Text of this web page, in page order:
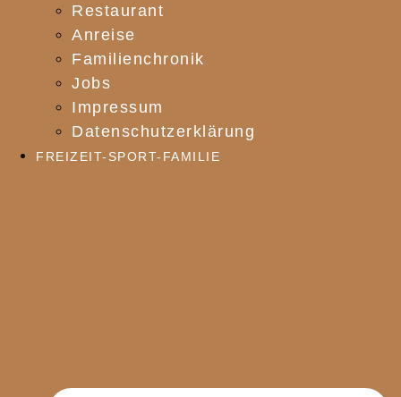
Restaurant
Anreise
Familienchronik
Jobs
Impressum
Datenschutzerklärung
FREIZEIT-SPORT-FAMILIE